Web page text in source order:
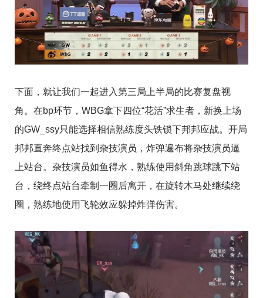
下面，就让我们一起进入第三局上半局的比赛复盘视
角。在bp环节，WBG拿下四位“花活”求生者，新换上场
的GW_ssy只能选择相信熟练度头铁锁下邦邦应战。开局
邦邦直奔终点站找到杂技演员，炸弹遍布将杂技演员逼
上站台。杂技演员如鱼得水，熟练使用斜角跳球跳下站
台，绕终点站台牵制一圈后离开，在旋转木马处继续绕
圈，熟练地使用飞轮效应躲掉炸弹伤害。